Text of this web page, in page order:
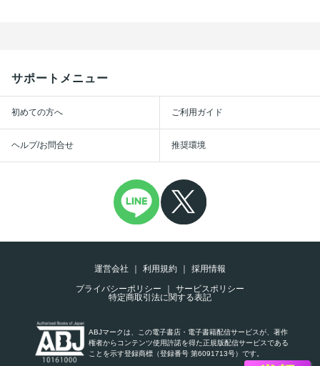
サポートメニュー
初めての方へ ご利用ガイド
ヘルプ/お問合せ 推奨環境
運営会社 利用規約
採用情報
プライバシーポリシー
サービスポリシー
特定商取引法に関する表記
ABJマークは、この電子書店・電子書籍配信サービスが、著作
権者からコンテンツ使用許諾を得た正規版配信サービスである
ことを示す登録商標（登録番号 第6091713号）です。